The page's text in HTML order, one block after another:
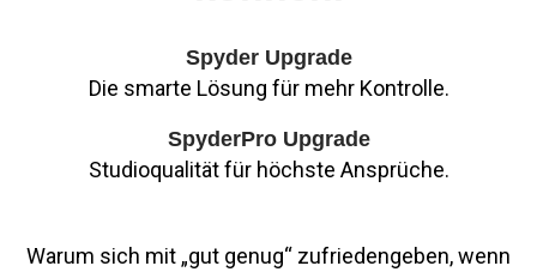
Spyder Upgrade
Die smarte Lösung für mehr Kontrolle.
SpyderPro Upgrade
Studioqualität für höchste Ansprüche.
Warum sich mit „gut genug“ zufriedengeben, wenn